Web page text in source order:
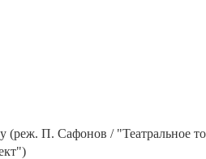
П. Сафонов / "Театральное